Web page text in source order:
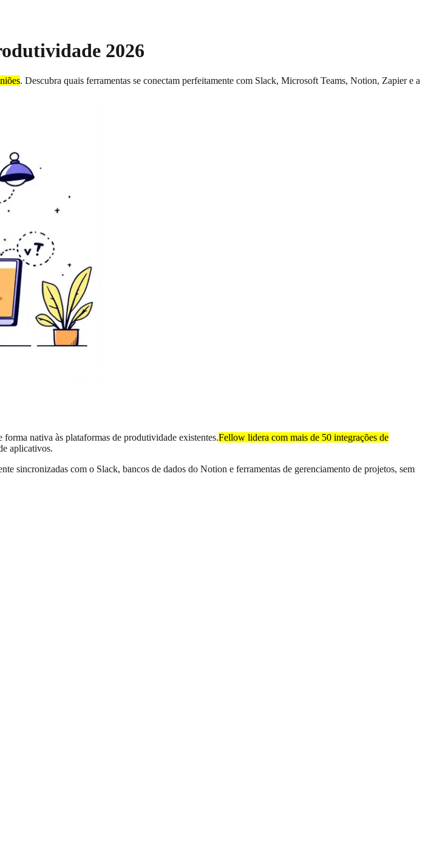
2026
. Descubra quais ferramentas se conectam perfeitamente com Slack, Microsoft Teams, Notion, Zapier e a
nativa às plataformas de produtividade existentes.Fellow lidera com mais de 50 integrações de
aplicativos.
sincronizadas com o Slack, bancos de dados do Notion e ferramentas de gerenciamento de projetos, sem